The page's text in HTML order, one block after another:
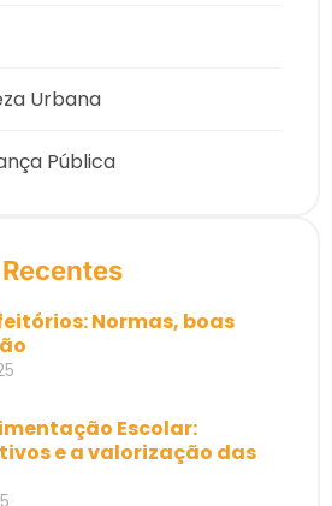
Urbana
Pública
Recentes
Normas, boas
Escolar:
e a valorização das